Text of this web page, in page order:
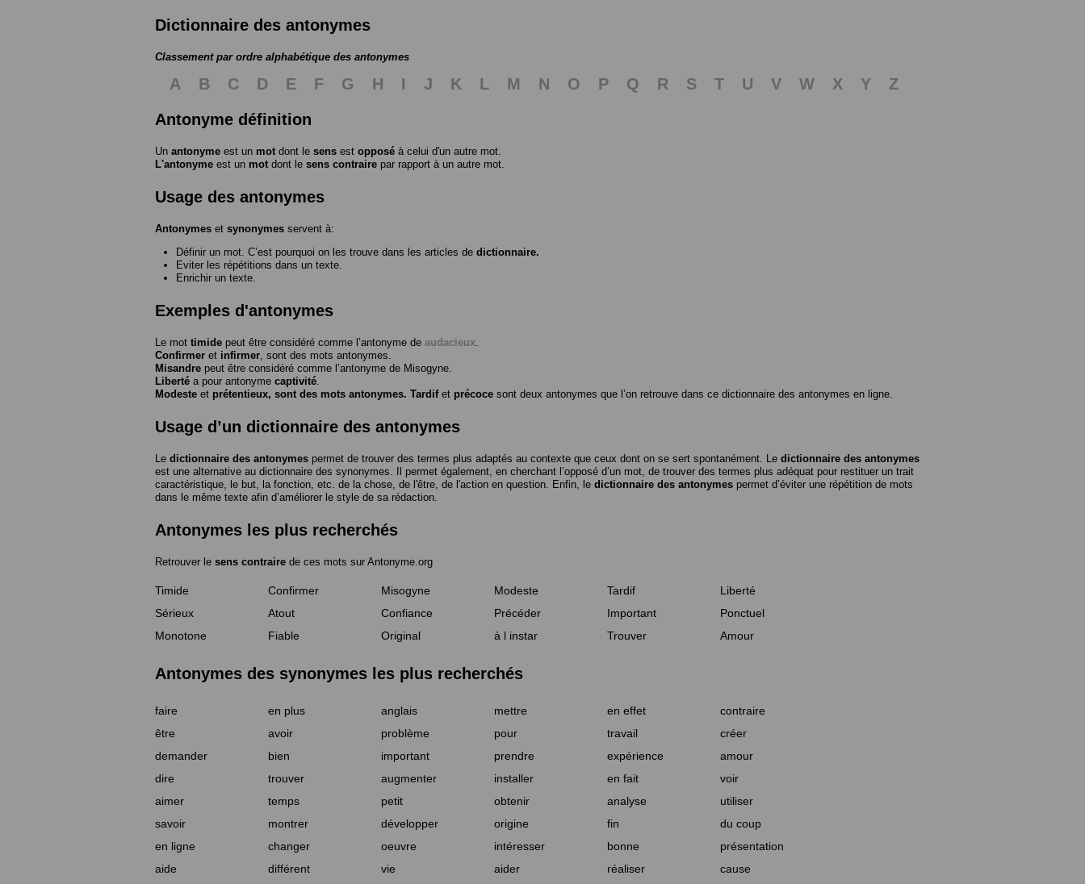
Dictionnaire des antonymes
Classement par ordre alphabétique des antonymes
A B C D E F G H I J K L M N O P Q R S T U V W X Y
Z
Antonyme définition
Un antonyme est un mot dont le sens est opposé à celui d'un autre mot.
L'antonyme est un mot dont le sens contraire par rapport à un autre mot.
Usage des antonymes
Antonymes et synonymes servent à:
Définir un mot. C’est pourquoi on les trouve dans les articles de dictionnaire.
Eviter les répétitions dans un texte.
Enrichir un texte.
Exemples d'antonymes
Le mot timide peut être considéré comme l’antonyme de audacieux
Confirmer et infirmer , sont des mots antonymes.
Misandre peut être considéré comme l’antonyme de Misogyne
Liberté a pour antonyme captivité
Modeste et prétentieux, sont des mots antonymes. Tardifet précoce sont deux antonymes que l’on retrouve dans ce dictionnaire des antonymes en ligne.
Usage d’un dictionnaire des antonymes
Le dictionnaire des antonymes permet de trouver des termes plus adaptés au contexte que ceux dont on se sert spontanément. Le dictionnaire des antonymes
est une alternative au dictionnaire des synonymes. Il permet également, en cherchant l’opposé d’un mot, de trouver des termes plus adéquat pour restituer un trait
caractéristique, le but, la fonction, etc. de la chose, de l'être, de l'action en question. Enfin, le dictionnaire des antonymes permet d’éviter une répétition de mots
dans le même texte afin d’améliorer le style de sa rédaction.
Antonymes les plus recherchés
Retrouver le sens contraire de ces mots sur Antonyme.org
Timide Confirmer Misogyne Modeste Tardif
Liberté
Sérieux
Atout Confiance Précéder Important
Ponctuel
Monotone
Fiable Original à l instar Trouver Amour
Antonymes des synonymes les plus recherchés
faire en plus anglais mettre en effet
contraire
être
avoir problème pour travail
créer
demander
bien important prendre expérience
amour
dire
trouver augmenter installer en fait
voir
aimer
temps petit obtenir analyse
utiliser
savoir
montrer développer origine fin
du coup
en ligne
changer oeuvre intéresser bonne
présentation
aide
différent vie aider réaliser cause